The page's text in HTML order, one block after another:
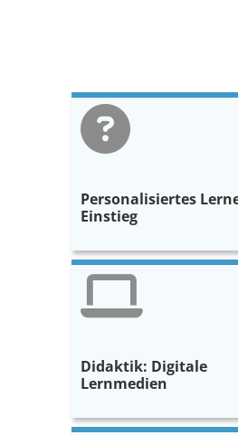
Personalisiertes
Einstieg
Didaktik: Digitale
Lernmedien